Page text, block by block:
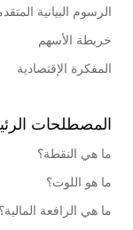
الرسوم البيانية
خريطة الأسهم
المفكرة الإقتصادية
المصطلحات
ما هي النقطة؟
ما هو اللوت؟
ما هي الرافعة المالية؟